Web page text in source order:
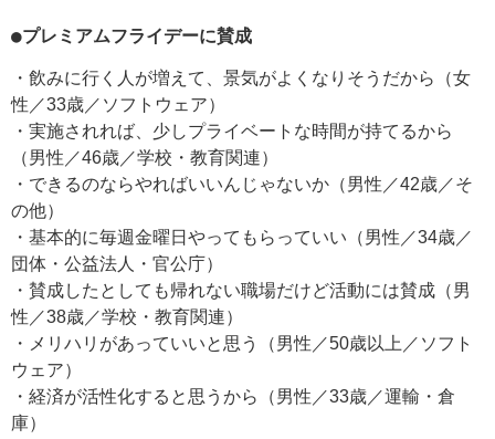
●プレミアムフライデーに賛成
・飲みに行く人が増えて、景気がよくなりそうだから（女
性／33歳／ソフトウェア）
・実施されれば、少しプライベートな時間が持てるから
（男性／46歳／学校・教育関連）
・できるのならやればいいんじゃないか（男性／42歳／そ
の他）
・基本的に毎週金曜日やってもらっていい（男性／34歳／
団体・公益法人・官公庁）
・賛成したとしても帰れない職場だけど活動には賛成（男
性／38歳／学校・教育関連）
・メリハリがあっていいと思う（男性／50歳以上／ソフト
ウェア）
・経済が活性化すると思うから（男性／33歳／運輸・倉
庫）